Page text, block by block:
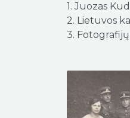
1. Juozas
2. Lietuvos
3.